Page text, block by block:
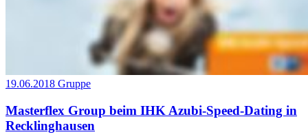
19.06.2018 Gruppe
Masterflex Group beim IHK Azubi-Speed-Dating in
Recklinghausen